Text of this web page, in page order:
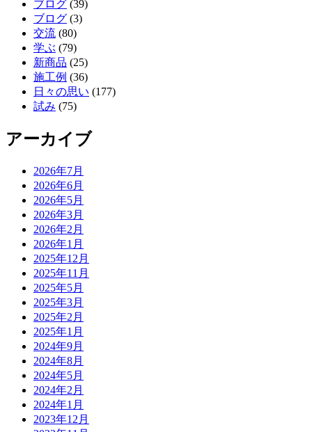
ブログ (39)
ブログ (3)
交流 (80)
学ぶ (79)
新商品 (25)
施工例 (36)
日々の思い (177)
試み (75)
アーカイブ
2026年7月
2026年6月
2026年5月
2026年3月
2026年2月
2026年1月
2025年12月
2025年11月
2025年5月
2025年3月
2025年2月
2025年1月
2024年9月
2024年8月
2024年5月
2024年2月
2024年1月
2023年12月